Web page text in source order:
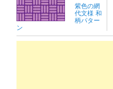
紫色の網
代文様 和
柄パター
ン